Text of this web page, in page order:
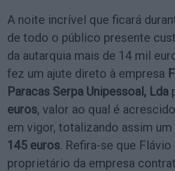
A noite incrível que ficará
de todo o público presente
da autarquia mais de 14 mil
fez um ajute direto à empresa
Paracas Serpa Unipessoal, Lda
euros, valor ao qual é
em vigor, totalizando assim
145 euros. Refira-se que Flávio
proprietário da empresa